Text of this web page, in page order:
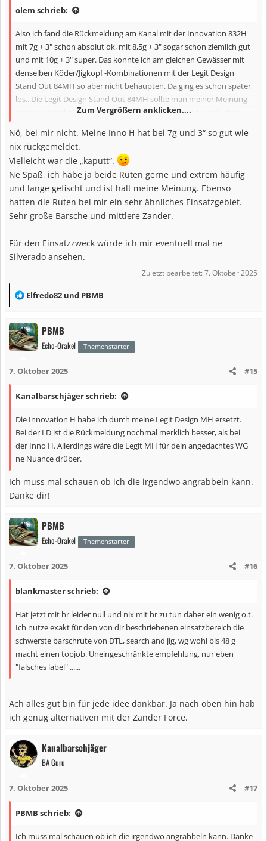
e
:
olem schrieb:
Also ich fand die Rückmeldung am Kanal mit der Innovation 832H
mit 7g + 3" schon absolut ok, mit 8,5g + 3" sogar schon ziemlich gut
und mit 10g + 3" super. Das konnte ich am gleichen Gewässer mit
denselben Köder/Jigkopf -Kombinationen mit der Legit Design
Stand Out 84MH so aber nicht behaupten. Da ging es schon später
los.. Die Legit Design Stand Out 84MH sollte man meiner Meinung
nach auch nicht unbedingt mit der Innovation 832H vergleichen,
haben, was das Köderspektrum beim Jiggen angeht, schon eine
relativ große Schnittmenge.
Zum Vergrößern anklicken....
Nö, bei mir nicht. Meine Inno H hat bei 7g und 3“ so gut wie
nix rückgemeldet.
Vielleicht war die „kaputt“.
Ne Spaß, ich habe ja beide Ruten gerne und extrem häufig
und lange gefischt und ist halt meine Meinung. Ebenso
hatten die Ruten bei mir ein sehr ähnliches Einsatzgebiet.
Sehr große Barsche und mittlere Zander.
Für den Einsatzzweck würde ich mir eventuell mal ne
Silverado ansehen.
Zuletzt bearbeitet: 7. Oktober 2025
R
a
k
t
o
e
:
Elfredo82 und PBMB
PBMB
Echo-Orakel Themenstarter
7. Oktober 2025 #15
Kanalbarschjäger schrieb:
Die Innovation H habe ich durch meine Legit Design MH ersetzt.
Bei der LD ist die Rückmeldung nochmal merklich besser, als bei
der Inno H. Allerdings wäre die Legit MH für dein angedachtes WG
ne Nuance drüber.
Ich muss mal schauen ob ich die irgendwo angrabbeln kann.
Danke dir!
PBMB
Echo-Orakel Themenstarter
7. Oktober 2025 #16
blankmaster schrieb:
Hat jetzt mit hr leider null und nix mit hr zu tun daher ein wenig o.t.
Ich nutze exakt für den von dir beschriebenen einsatzbereich die
schwerste barschrute von DTL, search and jig, wg wohl bis 48 g
macht einen topjob. Uneingeschränkte empfehlung, nur eben
"falsches label" ......
Ach alles gut bin für jede idee dankbar. Ja nach oben hin hab
ich genug alternativen mit der Zander Force.
Kanalbarschjäger
BA Guru
7. Oktober 2025 #17
PBMB schrieb:
Ich muss mal schauen ob ich die irgendwo angrabbeln kann. Danke